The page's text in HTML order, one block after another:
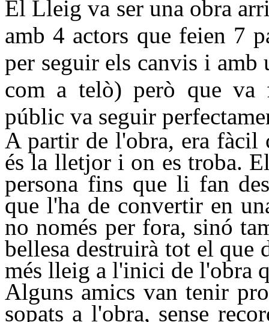
El Lleig va ser una obra
amb 4 actors que feien 7
per seguir els canvis i
com a telò) però que va
públic va seguir
A partir de l'obra, era fàcil
és la lletjor i on es troba.
persona fins que li fan
que l'ha de convertir en
no només per fora, sinó
bellesa destruirà tot el que
més lleig a l'inici de l'obra
Alguns amics van tenir
sopats a l'obra, sense